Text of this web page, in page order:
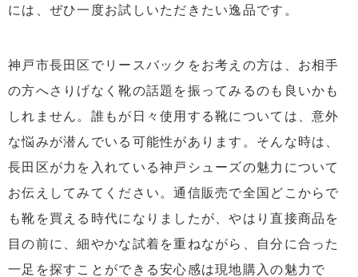
には、ぜひ一度お試しいただきたい逸品です。
神戸市長田区でリースバックをお考えの方は、お相手
の方へさりげなく靴の話題を振ってみるのも良いかも
しれません。誰もが日々使用する靴については、意外
な悩みが潜んでいる可能性があります。そんな時は、
長田区が力を入れている神戸シューズの魅力について
お伝えしてみてください。通信販売で全国どこからで
も靴を買える時代になりましたが、やはり直接商品を
目の前に、細やかな試着を重ねながら、自分に合った
一足を探すことができる安心感は現地購入の魅力で